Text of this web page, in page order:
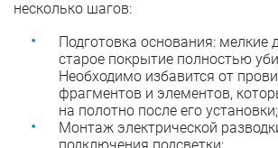
несколько шагов:
Подготовка основания: мелкие
старое покрытие полностью
Необходимо избавится от
фрагментов и элементов,
на полотно после его установки;
Монтаж электрической